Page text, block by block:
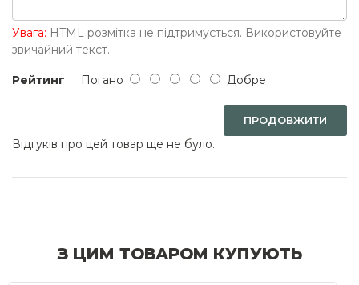
Увага: HTML розмітка не підтримується. Використовуйте
звичайний текст.
Рейтинг Погано Добре
ПРОДОВЖИТИ
Відгуків про цей товар ще не було.
З ЦИМ ТОВАРОМ КУПУЮТЬ